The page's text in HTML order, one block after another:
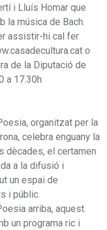
i Lluís Homar que
la música de Bach.
assistir-hi cal fer
o
de la Diputació de
a 17.30h
organitzat per la
celebra enguany la
dècades, el certamen
a la difusió i
un espai de
i públic.
arriba, aquest
un programa ric i